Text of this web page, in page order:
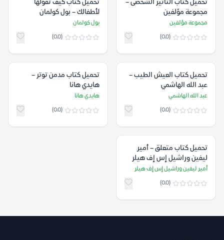
تحميل كتاب التاثير الشخصى –
مجموعة مؤلفين
مجموعة مؤلفين
(0.0)
تحميل كتاب كيف تقولها
لأطفالك – بول كولمان
بول كولمان
(0.0)
تحميل كتاب العيش الطيب –
عبد الله الهاشمي
عبد الله الهاشمي
(0.0)
تحميل كتاب مدمن توتر –
هايدي هانا
هايدي هانا
(0.0)
تحميل كتاب متعلق – أمير
ليفين وراشيل إس إف هيلر
أمير ليفين وراشيل إس إف هيلر
(0.0)